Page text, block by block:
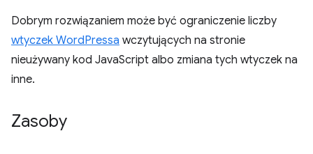
Dobrym rozwiązaniem może być ograniczenie liczby
wtyczek WordPressa wczytujących na stronie
nieużywany kod JavaScript albo zmiana tych wtyczek na
inne.
Zasoby